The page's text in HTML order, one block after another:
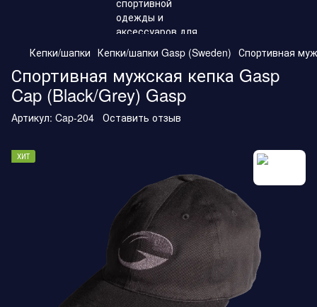
Кепки/шапки Кепки/шапки Gasp (Sweden) Спортивная
Спортивная мужская кепка Gasp
Cap (Black/Grey) Gasp
Артикул: Cap-204 Оставить отзыв
ХИТ